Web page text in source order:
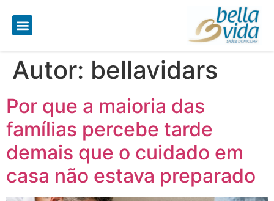
Autor: bellavidars
Por que a maioria das
famílias percebe tarde
demais que o cuidado em
casa não estava preparado